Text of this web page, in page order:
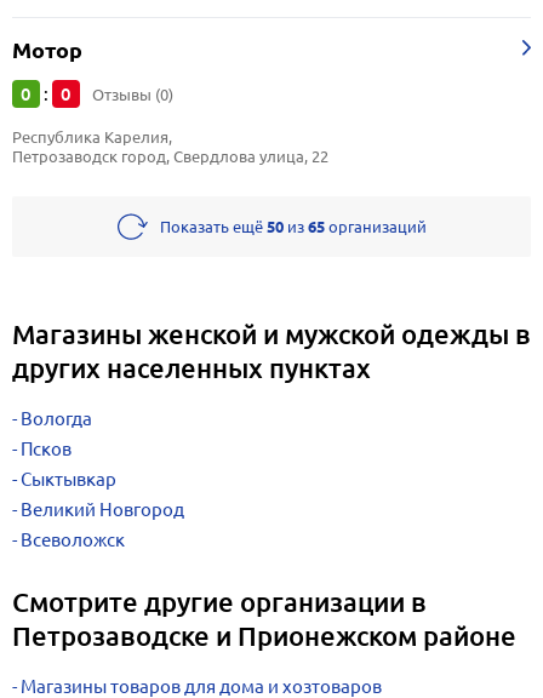
Мотор
0 : 0 Отзывы (0)
Республика Карелия,
Петрозаводск город, Свердлова улица, 22
Показать ещё50из65организаций
Магазины женской и мужской одежды в
других населенных пунктах
Вологда
Псков
Сыктывкар
Великий Новгород
Всеволожск
Смотрите другие организации в
Петрозаводске и Прионежском районе
Магазины товаров для дома и хозтоваров